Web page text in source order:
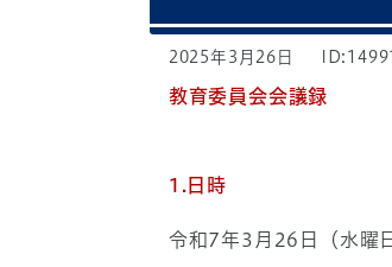
2025年3月26日 ID:14991
教育委員会会議録
1.日時
令和7年3月26日（水